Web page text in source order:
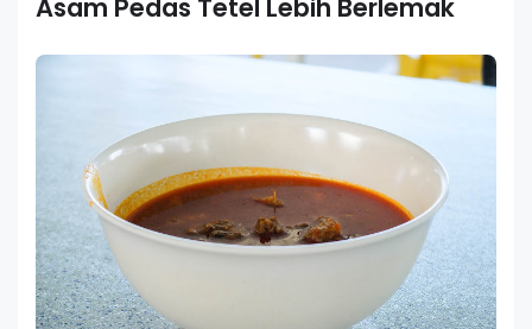
Asam Pedas Tetel Lebih Berlemak